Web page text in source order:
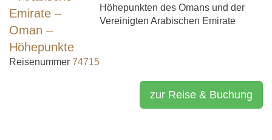
Höhepunkten des Omans und der
Vereinigten Arabischen Emirate
Reisenummer 74715
zur Reise & Buchung